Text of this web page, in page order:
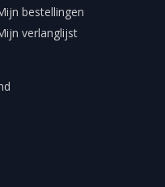
bestellingen
verlanglijst